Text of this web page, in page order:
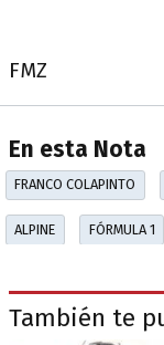
FMZ
En esta Nota
FRANCO COLAPINTO
ALPINE FÓRMULA 1
También te